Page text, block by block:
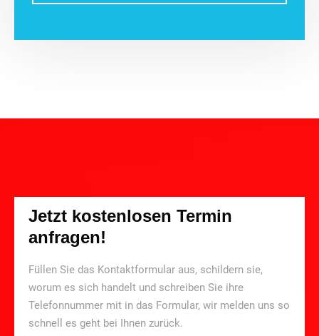
Jetzt kostenlosen Termin
anfragen!
Füllen Sie das Kontaktformular aus, schildern sie,
worum es sich handelt und schreiben Sie ihre
Telefonnummer mit in das Formular, wir melden uns so
schnell es geht bei Ihnen zurück.